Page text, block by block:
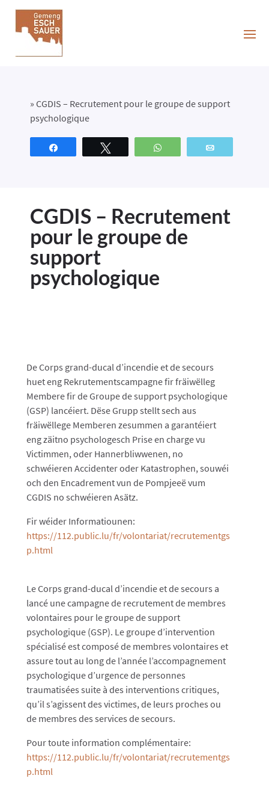
» CGDIS – Recrutement pour le groupe de support
psychologique
WhatsApp
CGDIS – Recrutement
pour le groupe de
support
psychologique
De Corps grand-ducal d’incendie et de secours
huet eng Rekrutementscampagne fir fräiwëlleg
Membere fir de Groupe de support psychologique
(GSP) lancéiert. Dëse Grupp stellt sech aus
fräiwëllege Memberen zesummen a garantéiert
eng zäitno psychologesch Prise en charge vu
Victimmen, oder Hannerbliwwenen, no
schwéieren Accidenter oder Katastrophen, souwéi
och den Encadrement vun de Pompjeeë vum
CGDIS no schwéieren Asätz.
Fir wéider Informatiounen:
https://112.public.lu/fr/volontariat/recrutementgs
p.html
Le Corps grand-ducal d’incendie et de secours a
lancé une campagne de recrutement de membres
volontaires pour le groupe de support
psychologique (GSP). Le groupe d’intervention
spécialisé est composé de membres volontaires et
assure tout au long de l’année l’accompagnement
psychologique d’urgence de personnes
traumatisées suite à des interventions critiques,
qu’il s’agissent des victimes, de leurs proches ou
de membres des services de secours.
Pour toute information complémentaire:
https://112.public.lu/fr/volontariat/recrutementgs
p.html